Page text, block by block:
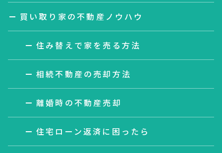
買い取り家の不動産ノウハウ
住み替えで家を売る方法
相続不動産の売却方法
離婚時の不動産売却
住宅ローン返済に困ったら